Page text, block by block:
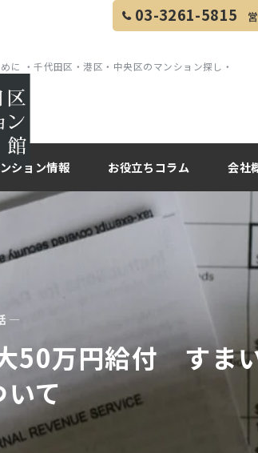
03-3261-5815
に ・千代田区・港区・中央区のマンション探し・
ション情報 お役立ちコラム 会社
—
50万円給付 すま
いて